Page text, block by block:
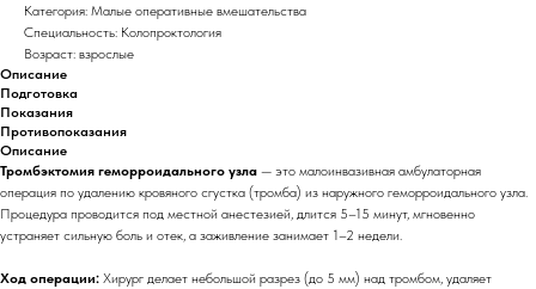
Категория: Малые оперативные вмешательства
Специальность: Колопроктология
Возраст: взрослые
Описание
Подготовка
Показания
Противопоказания
Описание
Тромбэктомия геморроидального узла — это малоинвазивная амбулаторная
операция по удалению кровяного сгустка (тромба) из наружного геморроидального узла.
Процедура проводится под местной анестезией, длится 5–15 минут, мгновенно
устраняет сильную боль и отек, а заживление занимает 1–2 недели.
Ход операции: Хирург делает небольшой разрез (до 5 мм) над тромбом, удаляет